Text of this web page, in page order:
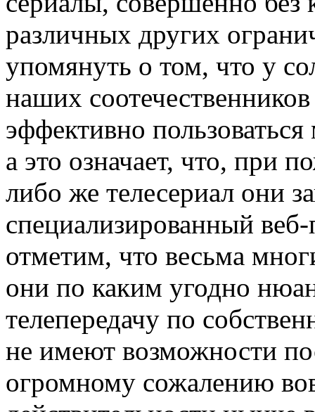
различных других
упомянуть о том, что у
наших
эффективно
а это означает, что, при
либо же телесериал они
специализированный
отметим, что весьма
они по каким угодно
телепередачу по
не имеют возможности
огромному сожалению